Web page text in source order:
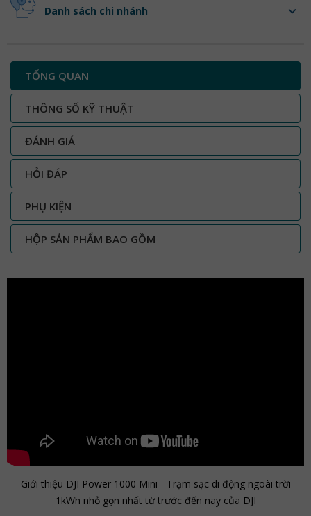
Danh sách chi nhánh
TỔNG QUAN
THÔNG SỐ KỸ THUẬT
ĐÁNH GIÁ
HỎI ĐÁP
PHỤ KIỆN
HỘP SẢN PHẨM BAO GỒM
Giới thiệu DJI Power 1000 Mini - Trạm sạc di động ngoài trời
1kWh nhỏ gọn nhất từ trước đến nay của DJI